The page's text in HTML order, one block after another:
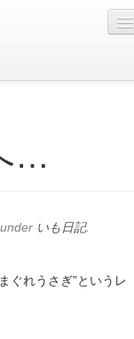
…
いも日記.
ぐれうさぎ”というレ